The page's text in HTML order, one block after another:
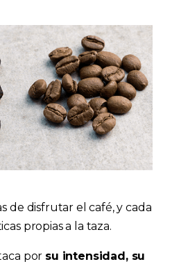
de disfrutar el café, y cada
propias a la taza.
por su intensidad, su